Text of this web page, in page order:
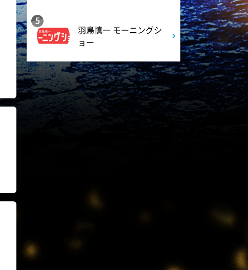
名探偵のままでいて #4
深夜 0:45
キッチンカー大作戦!
2:00
2:20
5
羽鳥慎一 モーニングシ
ョー